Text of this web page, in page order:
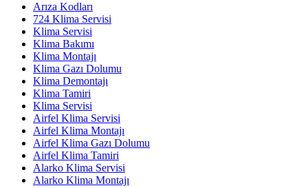
Arıza Kodları
724 Klima Servisi
Klima Servisi
Klima Bakımı
Klima Montajı
Klima Gazı Dolumu
Klima Demontajı
Klima Tamiri
Klima Servisi
Airfel Klima Servisi
Airfel Klima Montajı
Airfel Klima Gazı Dolumu
Airfel Klima Tamiri
Alarko Klima Servisi
Alarko Klima Montajı